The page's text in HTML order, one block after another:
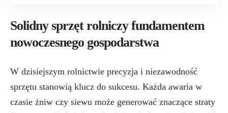
Solidny sprzęt rolniczy fundamentem
nowoczesnego gospodarstwa
W dzisiejszym rolnictwie precyzja i niezawodność
sprzętu stanowią klucz do sukcesu. Każda awaria w
czasie żniw czy siewu może generować znaczące straty